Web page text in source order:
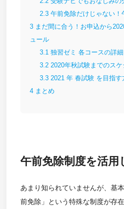
2.3午前免除だけじゃない！
3 まだ間に合う！お申込から
ュール
3.1 独習ゼミ 各コースの詳細
3.22020年秋試験までのスケ
3.32021 年 春試験 を目指す
4 まとめ
午前免除制度を活用
あまり知られていませんが、基
前免除」という特殊な制度が存在